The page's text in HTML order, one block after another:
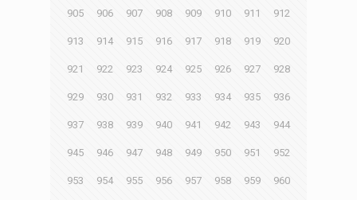
905 906 907 908 909 910 911 912
913 914 915 916 917 918 919 920
921 922 923 924 925 926 927 928
929 930 931 932 933 934 935 936
937 938 939 940 941 942 943 944
945 946 947 948 949 950 951 952
953 954 955 956 957 958 959 960